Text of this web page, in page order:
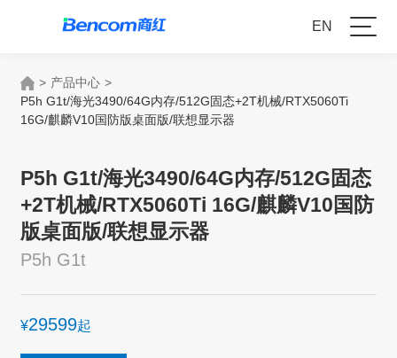
EN
> 产品中心 >
P5h G1t/海光3490/64G内存/512G固态+2T机械/RTX5060Ti
16G/麒麟V10国防版桌面版/联想显示器
P5h G1t/海光3490/64G内存/512G固态
+2T机械/RTX5060Ti 16G/麒麟V10国防
版桌面版/联想显示器
P5h G1t
¥29599起